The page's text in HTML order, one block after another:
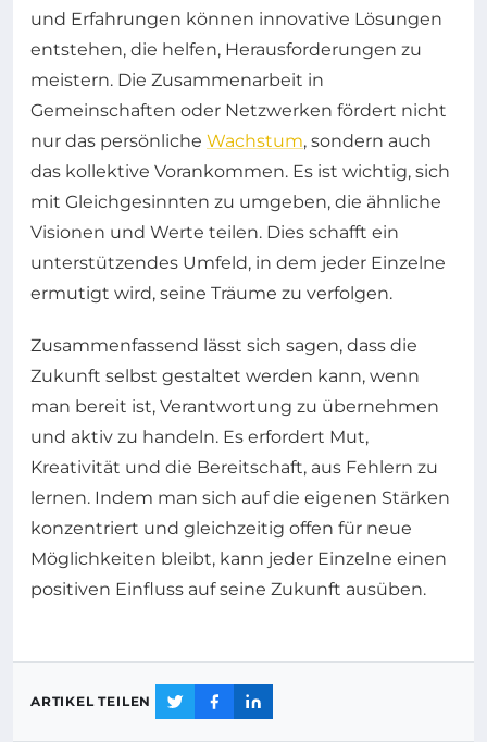
und Erfahrungen können innovative Lösungen
entstehen, die helfen, Herausforderungen zu
meistern. Die Zusammenarbeit in
Gemeinschaften oder Netzwerken fördert nicht
nur das persönliche Wachstum, sondern auch
das kollektive Vorankommen. Es ist wichtig, sich
mit Gleichgesinnten zu umgeben, die ähnliche
Visionen und Werte teilen. Dies schafft ein
unterstützendes Umfeld, in dem jeder Einzelne
ermutigt wird, seine Träume zu verfolgen.
Zusammenfassend lässt sich sagen, dass die
Zukunft selbst gestaltet werden kann, wenn
man bereit ist, Verantwortung zu übernehmen
und aktiv zu handeln. Es erfordert Mut,
Kreativität und die Bereitschaft, aus Fehlern zu
lernen. Indem man sich auf die eigenen Stärken
konzentriert und gleichzeitig offen für neue
Möglichkeiten bleibt, kann jeder Einzelne einen
positiven Einfluss auf seine Zukunft ausüben.
ARTIKEL TEILEN